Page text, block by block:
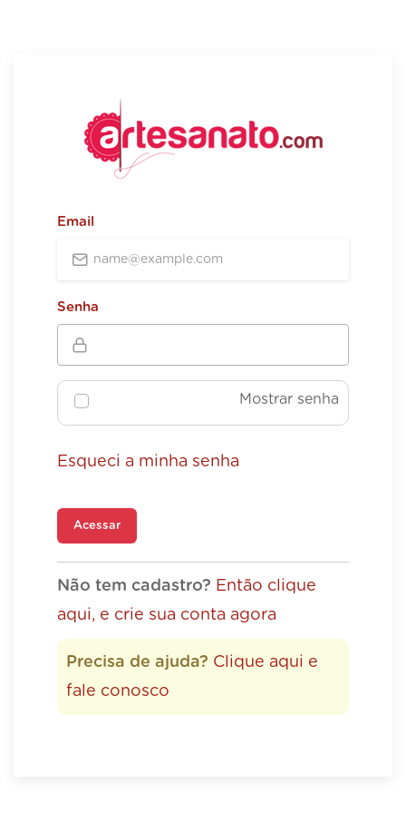
Email
Senha
Mostrar senha
Esqueci a minha senha
Acessar
Não tem cadastro? Então clique
aqui, e crie sua conta agora
Precisa de ajuda? Clique aqui e
fale conosco